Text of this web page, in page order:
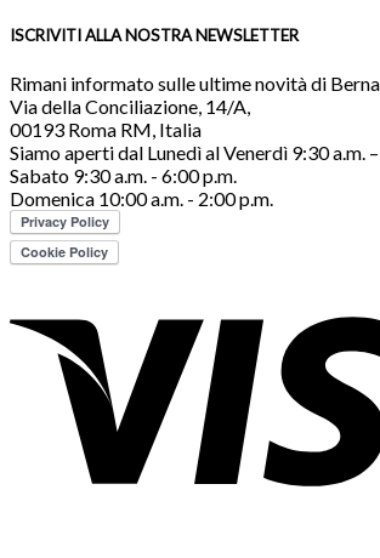
ISCRIVITI ALLA NOSTRA NEWSLETTER
Rimani informato sulle ultime novità di
Via della Conciliazione, 14/A,
00193 Roma RM, Italia
Siamo aperti dal Lunedì al Venerdì 9:30 a.m.
Sabato 9:30 a.m. - 6:00 p.m.
Domenica 10:00 a.m. - 2:00 p.m.